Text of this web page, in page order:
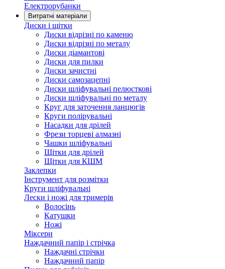
Електрорубанки
Витратні матеріали
Диски і щітки
Диски відрізні по каменю
Диски відрізні по металу
Диски діамантові
Диски для пилки
Диски зачистні
Диски самозацепні
Диски шліфувальні пелюсткові
Диски шліфувальні по металу
Круг для заточення ланцюгів
Круги полірувальні
Насадки для дрілей
Фрези торцеві алмазні
Чашки шліфувальні
Щітки для дрілей
Щітки для КШМ
Заклепки
Інструмент для розмітки
Круги шліфувальні
Лески і ножі для тримерів
Волосінь
Катушки
Ножі
Міксери
Наждачний папір і стрічка
Наждачні стрічки
Наждачний папір